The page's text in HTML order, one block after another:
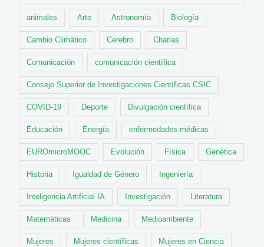
animales Arte Astronomía Biología
Cambio Climático Cerebro Charlas
Comunicación comunicación científica
Consejo Superior de Investigaciones Científicas CSIC
COVID-19 Deporte Divulgación científica
Educación Energía enfermedades médicas
EUROmicroMOOC Evolución Física Genética
Historia Igualdad de Género Ingeniería
Inteligencia Artificial IA Investigación Literatura
Matemáticas Medicina Medioambiente
Mujeres Mujeres científicas Mujeres en Ciencia